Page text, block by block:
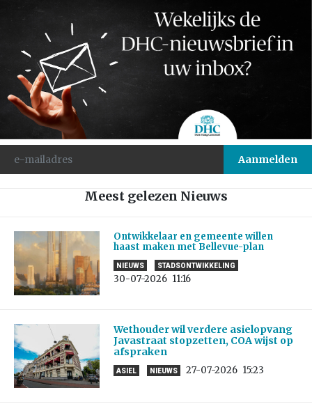
Meest gelezen Nieuws
Ontwikkelaar en gemeente willen
haast maken met Bellevue-plan
NIEUWS STADSONTWIKKELING
30-07-2026 11:16
Wethouder wil verdere asielopvang
Javastraat stopzetten, COA wijst op
afspraken
ASIEL NIEUWS 27-07-2026 15:23